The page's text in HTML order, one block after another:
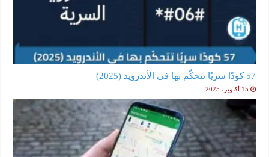
57 كودًا سريًا تتحكّم بها في الأندرويد (2025)
15 أكتوبر، 2025